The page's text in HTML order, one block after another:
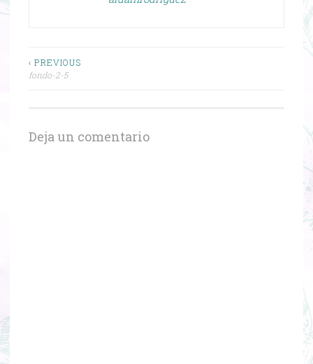
Navegación
‹ PREVIOUS
fondo-2-5
Deja un comentario